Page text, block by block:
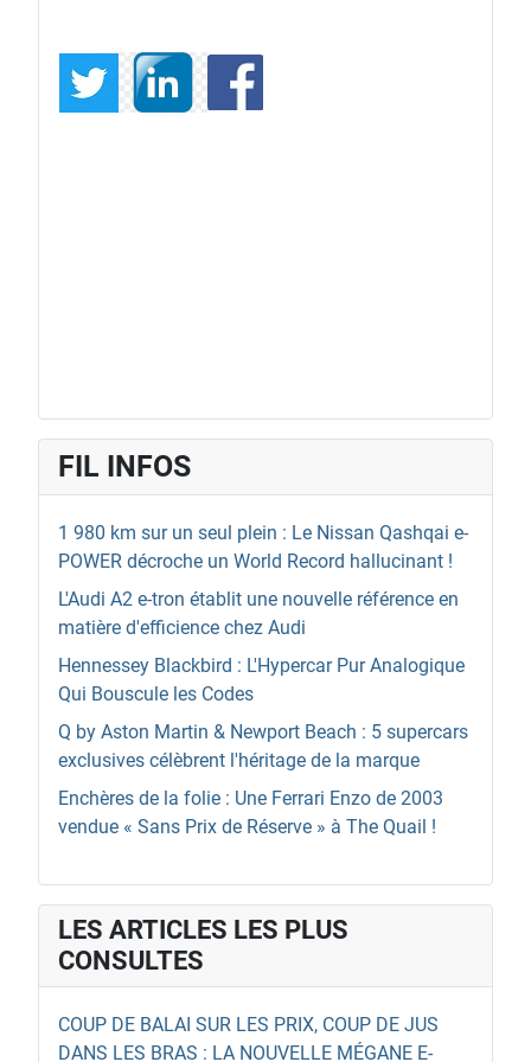
FIL INFOS
1 980 km sur un seul plein : Le Nissan Qashqai e-
POWER décroche un World Record hallucinant !
L'Audi A2 e-tron établit une nouvelle référence en
matière d'efficience chez Audi
Hennessey Blackbird : L'Hypercar Pur Analogique
Qui Bouscule les Codes
Q by Aston Martin & Newport Beach : 5 supercars
exclusives célèbrent l'héritage de la marque
Enchères de la folie : Une Ferrari Enzo de 2003
vendue « Sans Prix de Réserve » à The Quail !
LES ARTICLES LES PLUS
CONSULTES
COUP DE BALAI SUR LES PRIX, COUP DE JUS
DANS LES BRAS : LA NOUVELLE MÉGANE E-